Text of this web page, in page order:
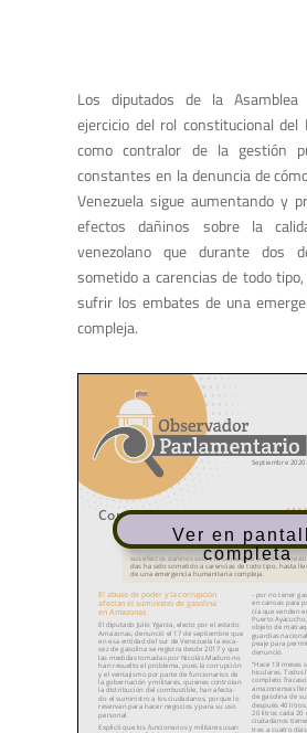
Los diputados de la
ejercicio del rol constitucional del
como contralor de la gestión
constantes en ladenuncia de
Venezuela sigue aumentando y
efectos dañinos sobre la
venezolano que durante dos
sometido a carencias de todo
sufrir los embates de una
compleja.
Ver en
completa